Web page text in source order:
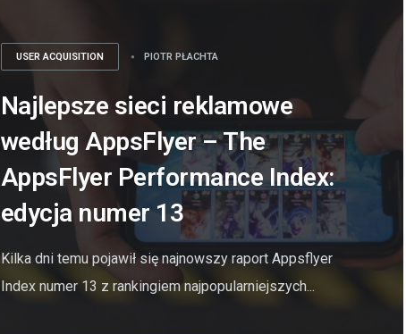
USER ACQUISITION PIOTR PŁACHTA
Najlepsze sieci reklamowe
według AppsFlyer – The
AppsFlyer Performance Index:
edycja numer 13
Kilka dni temu pojawił się najnowszy raport Appsflyer
Index numer 13 z rankingiem najpopularniejszych...